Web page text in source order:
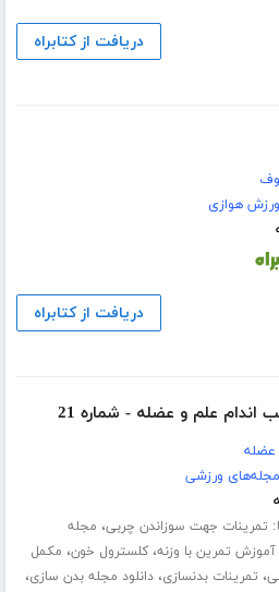
دریافت از کتابراه
ورزش هوازی
دریافت از کتابراه
اندام علم و عضله - شماره 21
عضله
مجله‌های ورزشی
تمرینات جهت سوزاندن چربی، مجله
آموزش تمرین با وزنه،کلسترول خون، مکمل
، تمرینات بدنسازی،دانلود مجله بدن سازی،